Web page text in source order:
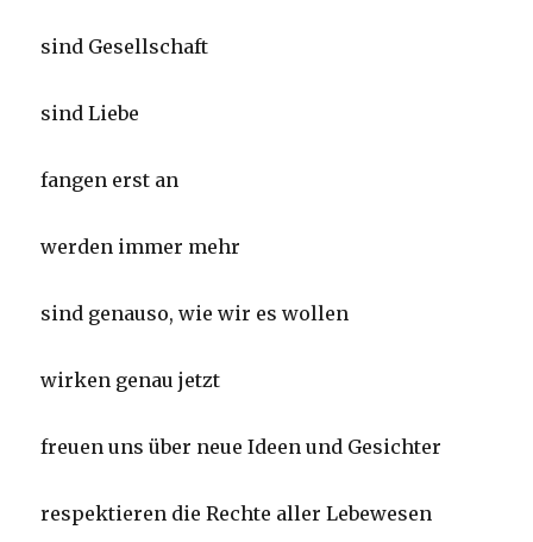
sind Gesellschaft
sind Liebe
fangen erst an
werden immer mehr
sind genauso, wie wir es wollen
wirken genau jetzt
freuen uns über neue Ideen und Gesichter
respektieren die Rechte aller Lebewesen